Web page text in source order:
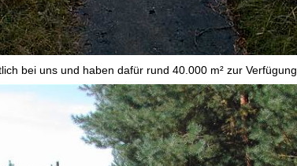
bei uns und haben dafür rund 40.000 m² zur Verfügung.